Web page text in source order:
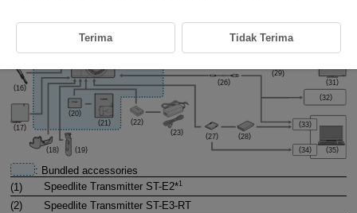
: Bundled accessories
(1)
Speedlite Transmitter ST-E2*1
(2) Speedlite Transmitter ST-E3-RT
Terima Tidak Terima